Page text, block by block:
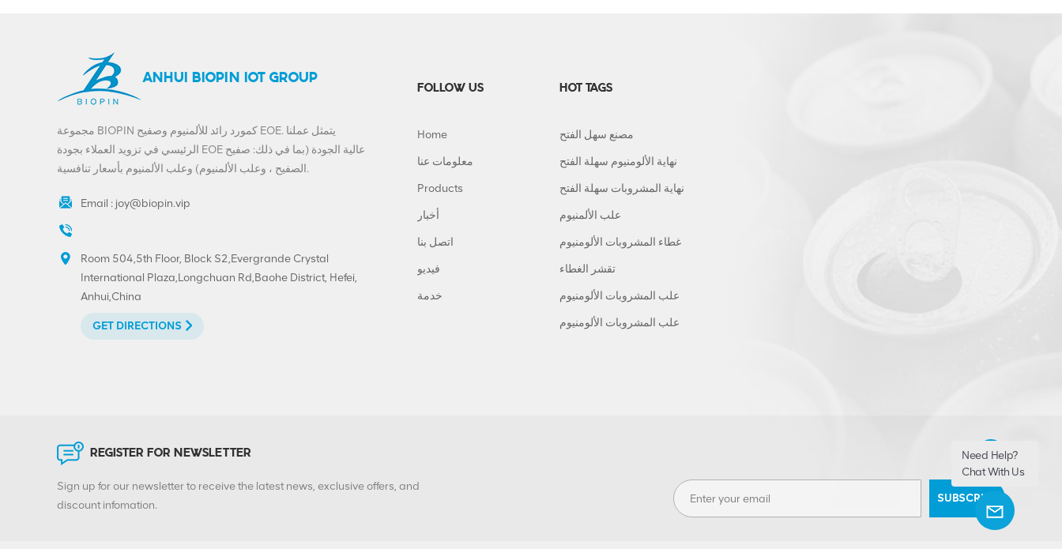
ANHUI BIOPIN IOT GROUP
مجموعة BIOPIN كمورد رائد للألمنيوم وصفيح EOE. يتمثل عملنا
الرئيسي في تزويد العملاء بجودة EOE عالية الجودة (بما في ذلك: صفيح
الصفيح ، وعلب الألمنيوم) وعلب الألمنيوم بأسعار تنافسية.
Email : joy@biopin.vip
Room 504,5th Floor, Block S2,Evergrande Crystal
International Plaza,Longchuan Rd,Baohe District, Hefei,
Anhui,China
GET DIRECTIONS
FOLLOW US
Home
معلومات عنا
Products
أخبار
اتصل بنا
فيديو
خدمة
HOT TAGS
مصنع سهل الفتح
نهاية الألومنيوم سهلة الفتح
نهاية المشروبات سهلة الفتح
علب الألمنيوم
غطاء المشروبات الألومنيوم
تقشر الغطاء
علب المشروبات الألومنيوم
علب المشروبات الألومنيوم
REGISTER FOR NEWSLETTER
Sign up for our newsletter to receive the latest news, exclusive offers, and
discount infomation.
SUBSCRIBE
Need Help?
Chat With Us